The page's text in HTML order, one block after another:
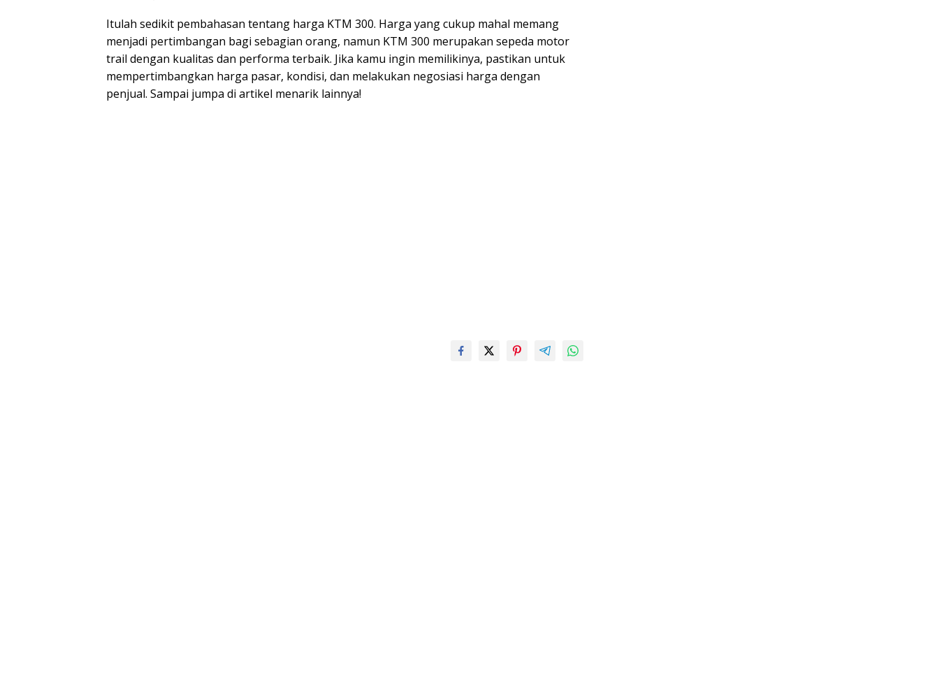
Itulah sedikit pembahasan tentang harga KTM 300. Harga yang cukup mahal memang
menjadi pertimbangan bagi sebagian orang, namun KTM 300 merupakan sepeda motor
trail dengan kualitas dan performa terbaik. Jika kamu ingin memilikinya, pastikan untuk
mempertimbangkan harga pasar, kondisi, dan melakukan negosiasi harga dengan
penjual. Sampai jumpa di artikel menarik lainnya!